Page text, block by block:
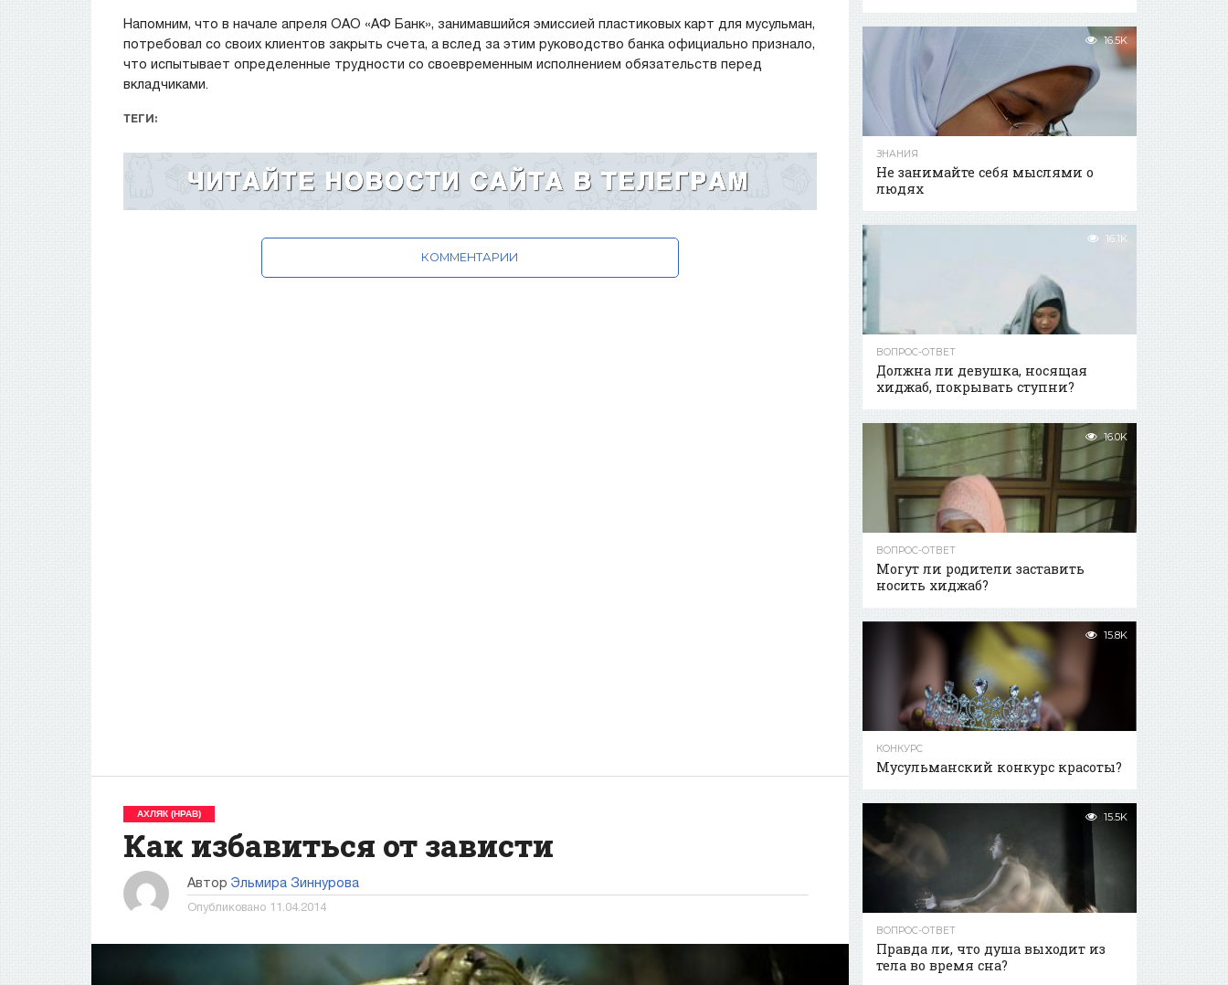
Напомним, что в начале апреля ОАО «АФ Банк», занимавшийся эмиссией пластиковых карт для мусульман,
потребовал со своих клиентов закрыть счета, а вслед за этим руководство банка официально признало,
что испытывает определенные трудности со своевременным исполнением обязательств перед
вкладчиками.
ТЕГИ:
КОММЕНТАРИИ
АХЛЯК (НРАВ)
Как избавиться от зависти
Автор Эльмира Зиннурова
Опубликовано 11.04.2014
16.5K
ЗНАНИЯ
Не занимайте себя мыслями о
людях
16.1K
ВОПРОС-ОТВЕТ
Должна ли девушка, носящая
хиджаб, покрывать ступни?
16.0K
ВОПРОС-ОТВЕТ
Могут ли родители заставить
носить хиджаб?
15.8K
КОНКУРС
Мусульманский конкурс красоты?
15.5K
ВОПРОС-ОТВЕТ
Правда ли, что душа выходит из
тела во время сна?